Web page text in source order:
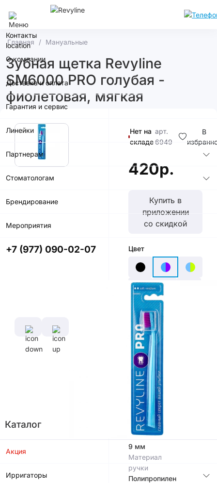
Челябинск
Контакты
О компании
Доставка и оплата
Гарантия и сервис
Линейки
Партнерам
Стоматологам
Брендирование
Мероприятия
+7 (977) 090-02-07
Каталог
Акция
Ирригаторы
Главная Мануальные
Зубная щетка Revyline
SM6000 PRO голубая -
фиолетовая, мягкая
Нет на
складе
арт.
6949
В
420р.
Купить в
приложении
со скидкой
Цвет
Характеристики
Диаметр
щетины,
мм
0,1 мм
ручки,
см
15,5
см
Длина
щетины,
мм
9 мм
Материал
ручки
Полипропилен